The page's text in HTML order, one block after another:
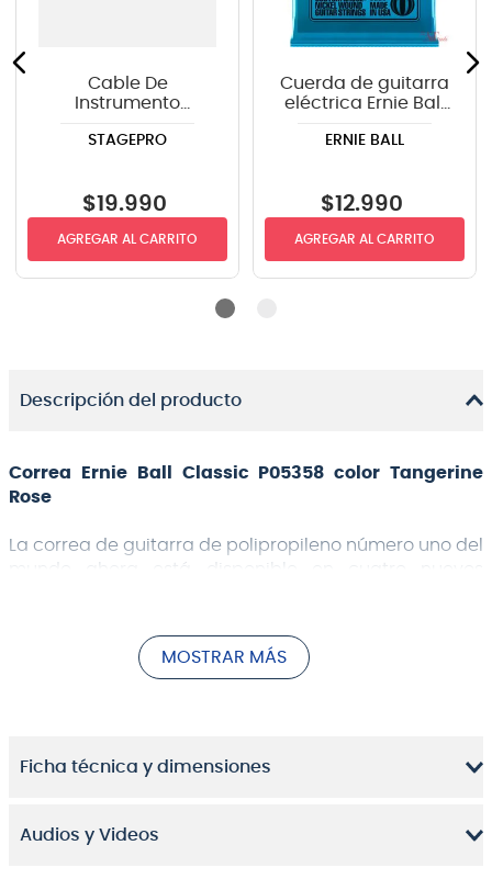
Cable De
Instrumento
recto-angulo 6mts
STAGEPRO
$19.990
AGREGAR AL CARRITO
Cuerda de guitarra
eléctrica Ernie Ball
8-38
ERNIE BALL
$12.990
AGREGAR AL CARRITO
Descripción del producto
Correa Ernie Ball Classic P05358 color Tangerine
Rose
La correa de guitarra de polipropileno número uno del
mundo ahora está disponible en cuatro nuevos
duraderas pero cómodas. El diseño extralargo
ajustable se puede utilizar para cualquier aplicación.
MOSTRAR MÁS
Ficha técnica y dimensiones
Audios y Videos